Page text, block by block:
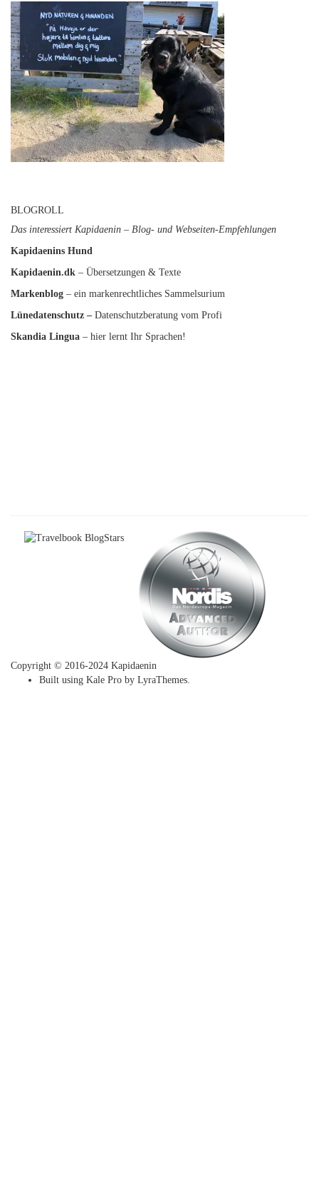
BLOGROLL
Das interessiert Kapidaenin – Blog- und Webseiten-Empfehlungen
Kapidaenins Hund
Kapidaenin.dk – Übersetzungen & Texte
Markenblog – ein markenrechtliches Sammelsurium
Lünedatenschutz – Datenschutzberatung vom Profi
Skandia Lingua – hier lernt Ihr Sprachen!
Copyright © 2016-2024 Kapidaenin
Built using Kale Pro by LyraThemes.